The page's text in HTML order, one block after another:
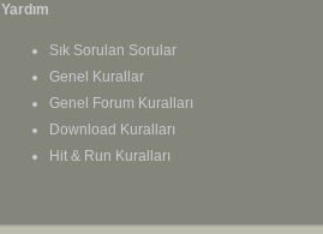
Yardım
Sık Sorulan Sorular
Genel Kurallar
Genel Forum Kuralları
Download Kuralları
Hit & Run Kuralları